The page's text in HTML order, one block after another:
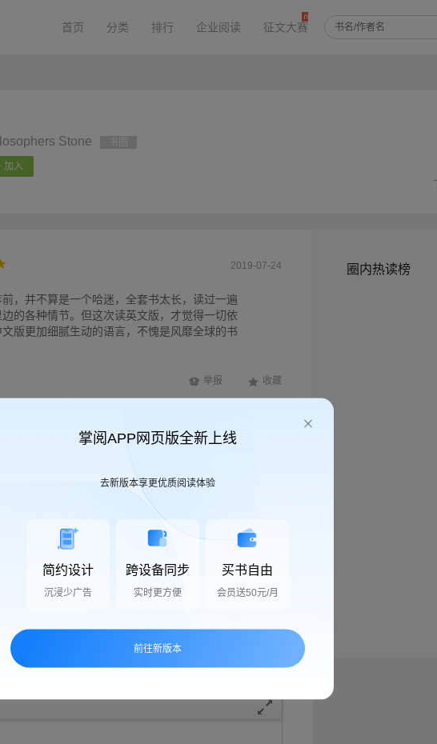
首页 分类 排行 企业阅读 征文大赛
Stone
加入
2019-07-24
，并不算是一个哈迷，全套书太长，读过一遍
的各种情节。但这次读英文版，才觉得一切依
版更加细腻生动的语言，不愧是风靡全球的书
举报 收藏
那是翻译者的失败，仅此而已。
圈内热读榜
掌阅APP网页版全新上线
去新版本享更优质阅读体验
简约设计
沉浸少广告
跨设备同步
实时更方便
买书自由
会员送50元/月
前往新版本